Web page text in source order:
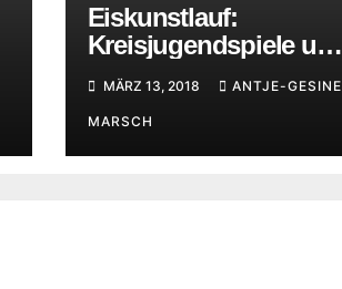
Eiskunstlauf:
Kreisjugendspiele und
erfolgreiche
Vereinsmeisterschaft
MÄRZ 13, 2018 ANTJE-GESINE
MARSCH